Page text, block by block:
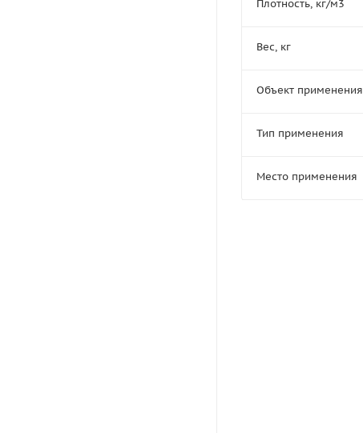
Плотность, кг/м3
Вес, кг
Объект применения
Тип применения
Место применения